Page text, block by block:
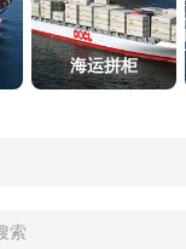
海运拼柜